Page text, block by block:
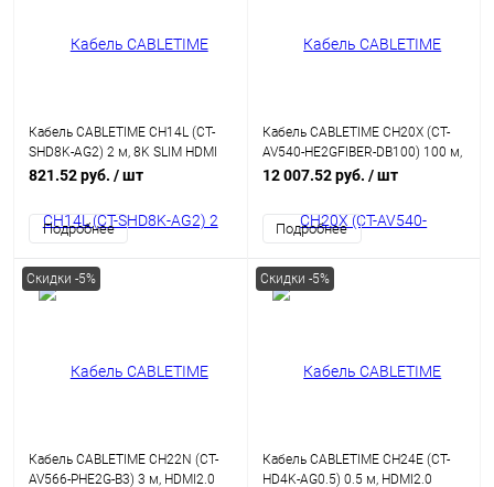
Кабель CABLETIME CH14L (CT-
SHD8K-AG2) 2 м, 8K SLIM HDMI
2.1, позолоченный, 8K/60 Гц,
821.52 руб. / шт
Подробнее
Кабель CABLETIME CH20X (CT-
AV540-HE2GFIBER-DB100) 100 м,
AOC HDMI 2.0b HDR, ARC,
18 Гбит/с
12 007.52 руб. / шт
Подробнее
Скидки -5%
Кабель CABLETIME CH22N (CT-
AV566-PHE2G-B3) 3 м, HDMI2.0
Скидки -5%
Кабель CABLETIME CH24E (CT-
HD4K-AG0.5) 0.5 м, HDMI2.0